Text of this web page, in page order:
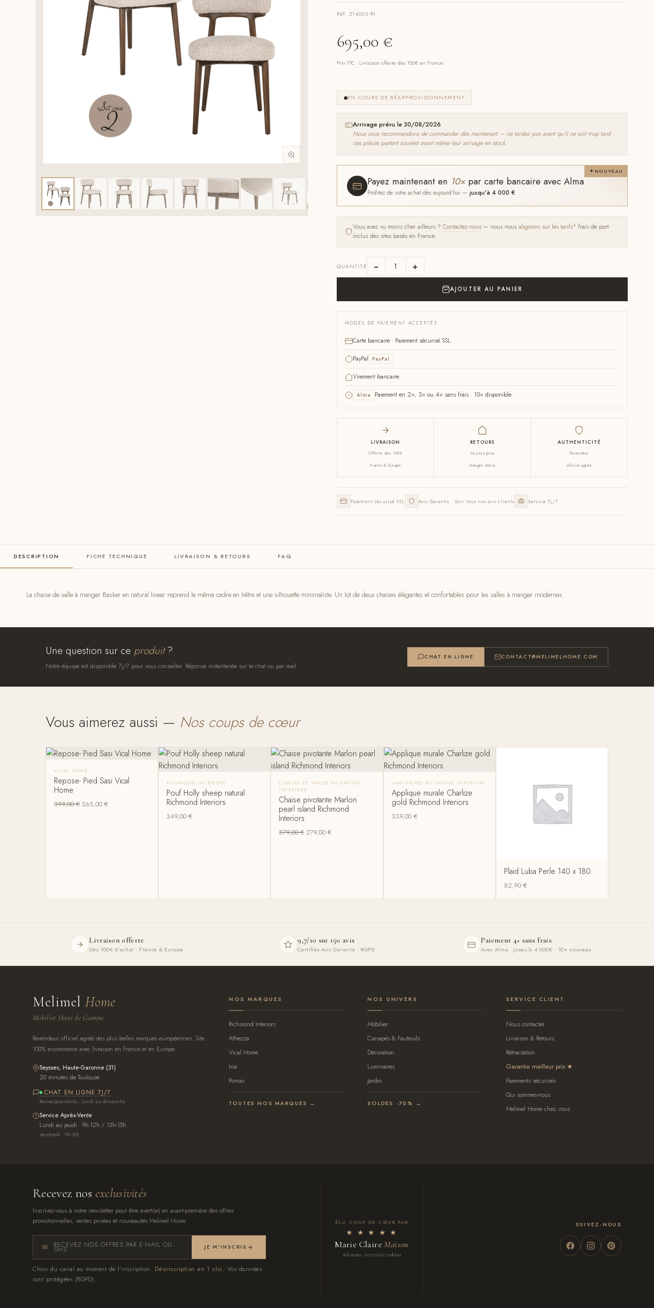
Réf. 214063-RI
695,00 €
Prix TTC · Livraison offerte dès 100€ en France
EN COURS DE RÉAPPROVISIONNEMENT
Arrivage prévu le 30/08/2026
Nous vous recommandons de commander dès maintenant — ne tardez pas avant qu'il ne soit trop tard :
ces pièces partent souvent avant même leur arrivage en stock.
NOUVEAU
Payez maintenant en 10×par carte bancaire avec Alma
Profitez de votre achat dès aujourd'hui — jusqu'à 4 000 €
Vous avez vu moins cher ailleurs ? Contactez-nous — nous nous alignons sur les tarifs* frais de port
inclus des sites basés en France.
QUANTITÉ − +
AJOUTER AU PANIER
MODES DE PAIEMENT ACCEPTÉS
Carte bancaire · Paiement sécurisé SSL
PayPal PayPal
Virement bancaire
Alma Paiement en 2×, 3× ou 4× sans frais · 10× disponible
LIVRAISON
Offerte dès 100€
France & Europe
RETOURS
14 jours pour
changer d'avis
AUTHENTICITÉ
Revendeur
officiel agréé
Paiement sécurisé SSL Avis Garantis · Voir tous nos avis clients Service 7j/7
DESCRIPTION FICHE TECHNIQUE LIVRAISON & RETOURS FAQ
La chaise de salle à manger Basker en natural linear reprend le même cadre en hêtre et une silhouette minimaliste. Un lot de deux chaises élégantes et confortables pour les salles à manger modernes.
Une question sur ce produit?
Notre équipe est disponible 7j/7 pour vous conseiller. Réponse instantanée sur le chat ou par mail.
CHAT EN LIGNE CONTACT@MELIMELHOME.COM
Vous aimerez aussi — Nos coups de cœur
VICAL HOME
Repose- Pied Sasi Vical
Home
399,00€ 365,00€
RICHMOND INTERIORS
Pouf Holly sheep natural
Richmond Interiors
349,00€
CHAISES ET TABLES RICHMOND
INTERIORS
Chaise pivotante Marlon
pearl island Richmond
Interiors
579,00€ 279,00€
LUMINAIRES RICHMOND INTERIORS
Applique murale Charlize
gold Richmond Interiors
339,00 €
Plaid Luba Perle 140 x 180
82,90 €
Livraison offerte
Dès 100€ d'achat · France & Europe
9,7/10 sur 150 avis
Certifiés Avis Garantis · RGPD
Paiement 4× sans frais
Avec Alma · Jusqu'à 4 000€ · 10× nouveau
MelimelHome
Mobilier Haut de Gamme
Revendeur officiel agréé des plus belles marques européennes. Site
100% e-commerce avec livraison en France et en Europe.
Seysses, Haute-Garonne (31)
20 minutes de Toulouse
CHAT EN LIGNE 7J/7
Renseignements · Lundi au dimanche
Service Après-Vente
Lundi au jeudi · 9h-12h / 13h-15h
Vendredi · 9h-12h
NOS MARQUES
Richmond Interiors
Athezza
Vical Home
Ixia
Pomax
TOUTES NOS MARQUES →
NOS UNIVERS
Mobilier
Canapés & Fauteuils
Décoration
Luminaires
Jardin
SOLDES -70% →
SERVICE CLIENT
Nous contacter
Livraison & Retours
Rétractation
Garantie meilleur prix
Paiements sécurisés
Qui sommes-nous
Melimel Home chez vous
Recevez nos exclusivités
Inscrivez-vous à notre newsletter pour être averti(e) en avant-première des offres
promotionnelles, ventes privées et nouveautés Melimel Home.
RECEVEZ NOS OFFRES PAR E-MAIL OU
SMS JE M'INSCRIS
Choix du canal au moment de l'inscription. Désinscription en 1 clic. Vos données
sont protégées (RGPD).
ÉLU COUP DE CŒUR PAR
★ ★ ★ ★ ★
Marie ClaireMaison
Adresses incontournables
SUIVEZ-NOUS